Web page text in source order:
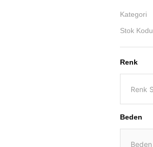
Kategori
Stok Kodu
Renk
Beden